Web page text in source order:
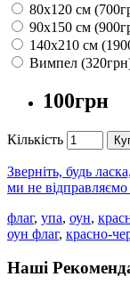
80х120 см
90х150 см
140х210 см
Вимпел
100грн
Кількість
Зверніть, будь
ми не
флаг, упа, оун,
оун флаг, красно-
Наші